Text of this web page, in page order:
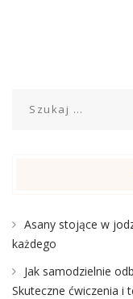
Asany stojące w
każdego
Jak samodzielnie
Skuteczne ćwiczenia i